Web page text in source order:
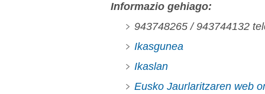
Informazio gehiago:
943748265 / 943744132
Ikasgunea
Ikaslan
Eusko Jaurlaritzaren web